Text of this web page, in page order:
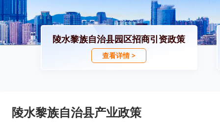
陵水黎族自治县园区招商引资政策
查看详情 >
陵水黎族自治县产业政策